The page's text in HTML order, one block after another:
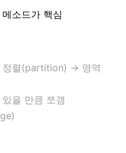
소드가 핵심
정렬(partition) → 영역
을 만큼 쪼갬